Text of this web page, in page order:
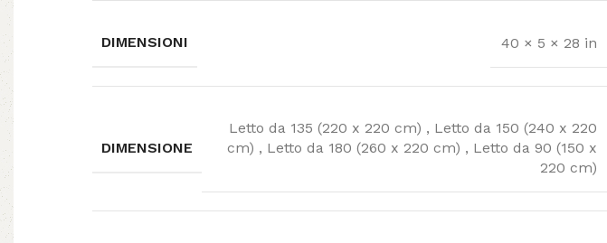
DIMENSIONI 40 × 5 × 28 in
DIMENSIONE
Letto da 135 (220 x 220 cm) , Letto da 150 (240 x 220
cm) , Letto da 180 (260 x 220 cm) , Letto da 90 (150 x
220 cm)